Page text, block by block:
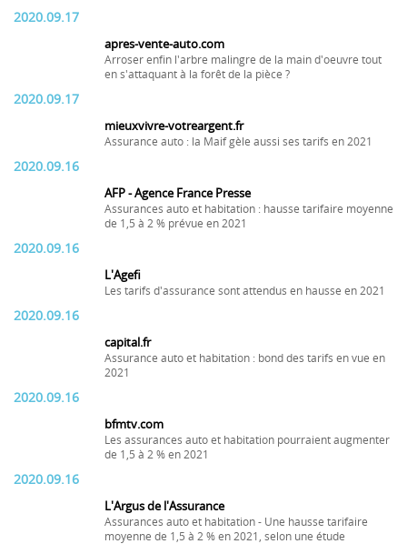
2020.09.17
apres-vente-auto.com
Arroser enfin l'arbre malingre de la main d'oeuvre tout
en s'attaquant à la forêt de la pièce ?
2020.09.17
mieuxvivre-votreargent.fr
Assurance auto : la Maif gèle aussi ses tarifs en 2021
2020.09.16
AFP - Agence France Presse
Assurances auto et habitation : hausse tarifaire moyenne
de 1,5 à 2 % prévue en 2021
2020.09.16
L'Agefi
Les tarifs d'assurance sont attendus en hausse en 2021
2020.09.16
capital.fr
Assurance auto et habitation : bond des tarifs en vue en
2021
2020.09.16
bfmtv.com
Les assurances auto et habitation pourraient augmenter
de 1,5 à 2 % en 2021
2020.09.16
L'Argus de l'Assurance
Assurances auto et habitation - Une hausse tarifaire
moyenne de 1,5 à 2 % en 2021, selon une étude